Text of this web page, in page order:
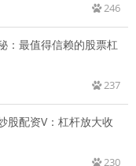
246
：最值得信赖的股票杠
237
股配资V：杠杆放大收
230